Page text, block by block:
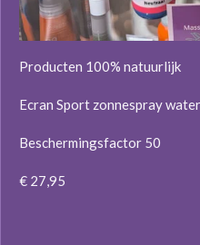
Producten 100% natuurlijk
Ecran Sport zonnespray
Beschermingsfactor 50
€ 27,95